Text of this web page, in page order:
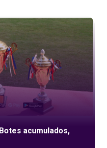
Botes acumulados,